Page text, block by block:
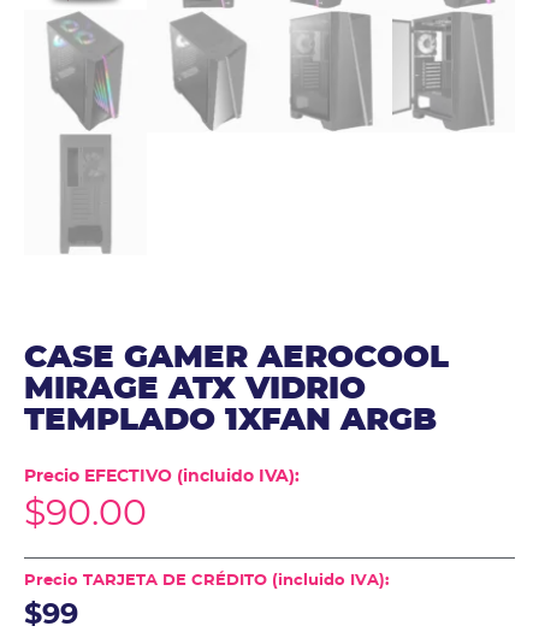
CASE GAMER AEROCOOL
MIRAGE ATX VIDRIO
TEMPLADO 1XFAN ARGB
Precio EFECTIVO (incluido IVA):
$90.00
Precio TARJETA DE CRÉDITO (incluido IVA):
$99